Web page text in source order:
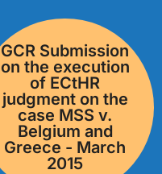
GCR Submission
on the execution
of ECtHR
judgment on the
case MSS v.
Belgium and
Greece - March
2015